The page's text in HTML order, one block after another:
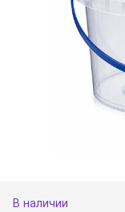
В наличии